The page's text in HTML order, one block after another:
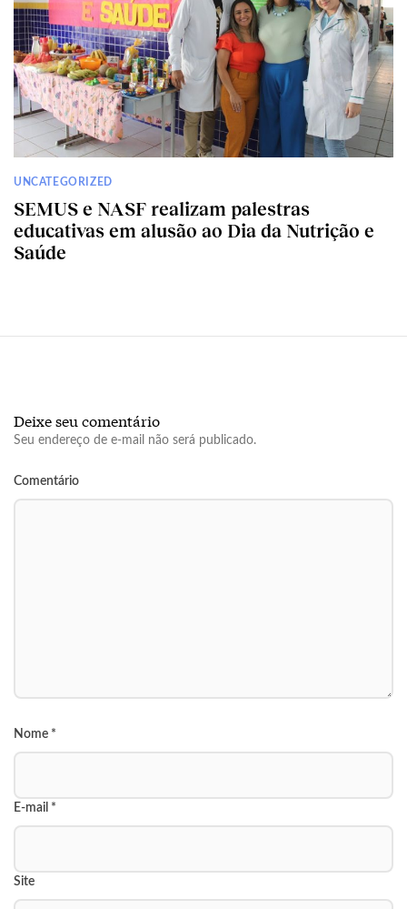
UNCATEGORIZED
SEMUS e NASF realizam palestras
educativas em alusão ao Dia da Nutrição e
Saúde
Deixe seu comentário
Seu endereço de e-mail não será publicado.
Comentário
Nome *
E-mail *
Site